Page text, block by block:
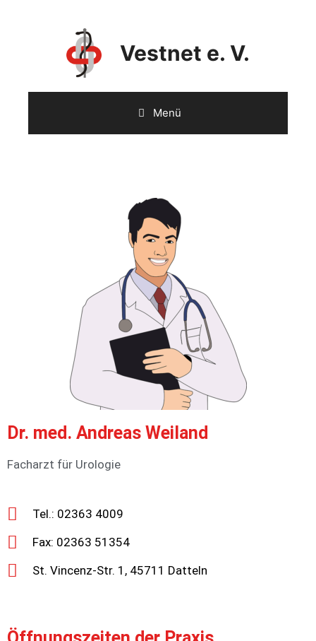
Vestnet e. V.
Menü
Dr. med. Andreas Weiland
Facharzt für Urologie
Tel.: 02363 4009
Fax: 02363 51354
St. Vincenz-Str. 1, 45711 Datteln